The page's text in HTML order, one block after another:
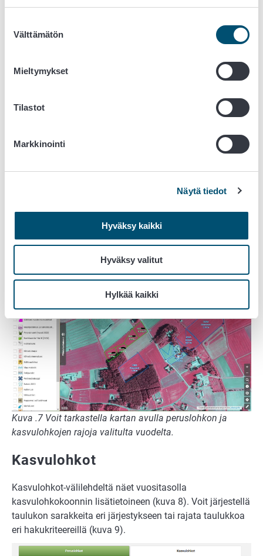
valinta
Välttämätön
Mieltymykset
Tilastot
Markkinointi
Näytä tiedot
Hyväksy kaikki
Hyväksy valitut
Hylkää kaikki
peruslohkoista yhteenvetotietoja ja peruslohkotietoja
lisätietoineen.
Kuva 6. Rajaa taulukkoa -toiminnon avulla saat kätevästi
taulukosta näkyviin tiettyjä valikoituja tietoja.
karttanäkymä, jossa kyseinen peruslohko on keskitetty
(kuva 7).
Kuva .7 Voit tarkastella kartan avulla peruslohkon ja
kasvulohkojen rajoja valitulta vuodelta.
Kasvulohkot
Kasvulohkot-välilehdeltä näet vuositasolla
kasvulohkokoonnin lisätietoineen (kuva 8). Voit järjestellä
taulukon sarakkeita eri järjestykseen tai rajata taulukkoa
eri hakukriteereillä (kuva 9).